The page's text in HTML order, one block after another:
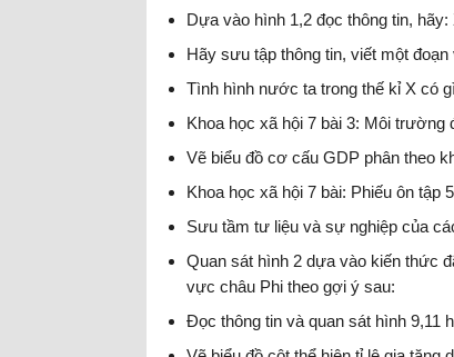
Dựa vào hình 1,2 đọc thông tin,
Hãy sưu tập thông tin, viết một
Tình hình nước ta trong thế kỉ X có
Khoa học xã hội 7 bài 3: Môi trường
Vẽ biểu đồ cơ cấu GDP phân theo
Khoa học xã hội 7 bài: Phiếu ôn tập 5
Sưu tầm tư liệu và sự nghiệp của
Quan sát hình 2 dựa vào kiến thức
vực châu Phi theo gợi ý sau:
Đọc thông tin và quan sát hình 9,11